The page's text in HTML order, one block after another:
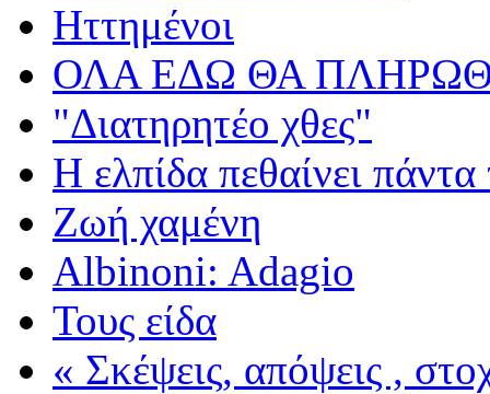
Ηττημένοι
ΟΛΑ ΕΔΩ ΘΑ
"Διατηρητέο χθες"
Η ελπίδα πεθαίνει πάντα
Ζωή χαμένη
Albinoni: Adagio
Τους είδα
« Σκέψεις, απόψεις ,